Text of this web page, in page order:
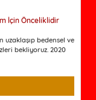
İçin Önceliklidir
uzaklaşıp bedensel ve
bekliyoruz. 2020